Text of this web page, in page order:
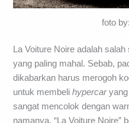
foto
La Voiture Noire adalah
yang paling mahal. Sebab,
dikabarkan harus merogoh
untuk membelihypercar
sangat mencolok dengan
namanya, “La Voiture Noire”